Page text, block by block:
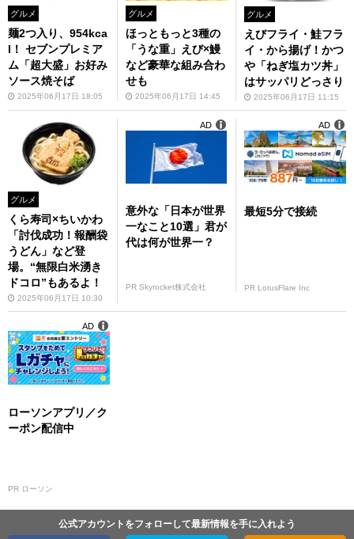
グルメ
麺2つ入り、954kca
l！ セブンプレミア
ム「超大盛」お好み
ソース焼そば
2025年06月17日 18:05
グルメ
ほっともっと3種の
「うな重」えび×鰻
など豪華な組み合わ
せも
2025年06月17日 14:45
グルメ
えびフライ・鮭フラ
イ・から揚げ！かつ
や「ねぎ塩カツ丼」
はサッパリどっさり
2025年06月17日 11:15
グルメ
くら寿司×ちいかわ
「討伐成功！報酬袋
うどん」など登
場。“無限白米湧き
ドコロ”もあるよ！
2025年06月17日 10:30
意外な「日本が世界
一なこと10選」君が
代は何が世界一？
PR Skyrocket株式会社
AD
最短5分で接続
PR LotusFlare Inc
AD
ローソンアプリ／ク
ーポン配信中
PR ローソン
AD
公式アカウントをフォローして最新情報を手に入れよう